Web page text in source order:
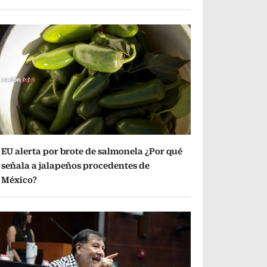
EU alerta por brote de salmonela ¿Por qué
señala a jalapeños procedentes de
México?